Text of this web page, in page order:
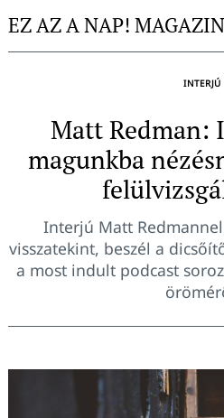
toEZ AZ A NAP! MAGAZIN
INTERJÚ
Matt Redman:
magunkba
Interjú Matt
visszatekint, beszél a
a most indult podcast